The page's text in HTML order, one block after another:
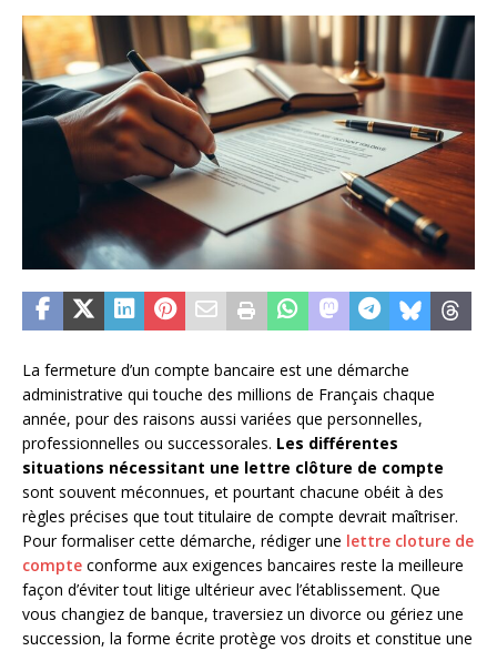
La fermeture d’un compte bancaire est une démarche
administrative qui touche des millions de Français chaque
année, pour des raisons aussi variées que personnelles,
professionnelles ou successorales. Les différentes
situations nécessitant une lettre clôture de compte
sont souvent méconnues, et pourtant chacune obéit à des
règles précises que tout titulaire de compte devrait maîtriser.
Pour formaliser cette démarche, rédiger une lettre cloture de
compte conforme aux exigences bancaires reste la meilleure
façon d’éviter tout litige ultérieur avec l’établissement. Que
vous changiez de banque, traversiez un divorce ou gériez une
succession, la forme écrite protège vos droits et constitue une